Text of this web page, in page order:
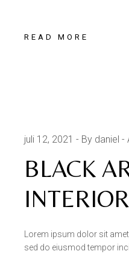
READ MORE
juli 12, 2021 By daniel
BLACK
INTERIOR
Lorem ipsum dolor sit
sed do eiusmod tempor